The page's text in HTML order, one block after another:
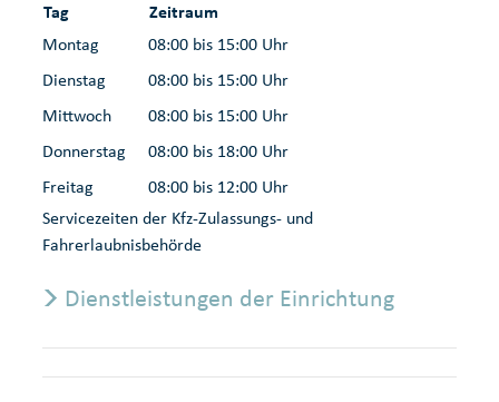
Tag
Zeitraum
Montag
08:00 bis 15:00 Uhr
Dienstag
08:00 bis 15:00 Uhr
Mittwoch
08:00 bis 15:00 Uhr
Donnerstag
08:00 bis 18:00 Uhr
Freitag
08:00 bis 12:00 Uhr
Servicezeiten der Kfz-Zulassungs- und
Fahrerlaubnisbehörde
Dienstleistungen der Einrichtung